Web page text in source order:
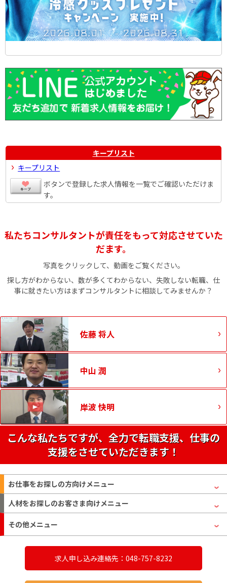
キープリスト
キープリスト
ボタンで登録した求人情報を一覧でご確認いただけま
す。
私たちコンサルタントが責任をもって対応させていた
だます。
写真をクリックして、動画をご覧ください。
探し方がわからない、数が多くてわからない、失敗しない転職、仕
事に就きたい方はまずコンサルタントに相談してみませんか？
佐藤 将人
中山 潤
岸波 快明
こんな私たちですが、全力で転職支援、仕事の
支援をさせていただきます！
お仕事をお探しの方向けメニュー
人材をお探しのお客さま向けメニュー
その他メニュー
求人申し込み連絡先：048-757-8232